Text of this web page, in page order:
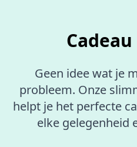
Geen idee wat je
probleem. Onze
helpt je het perfecte
elke gelegenheid